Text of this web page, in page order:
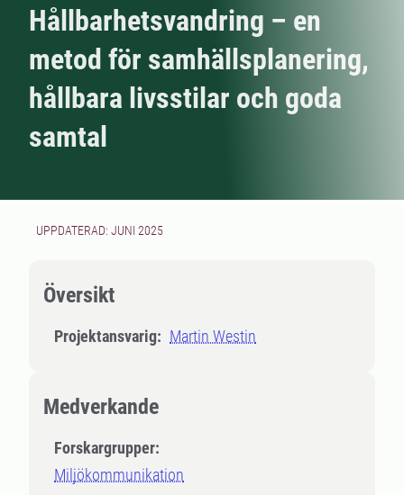
Hållbarhetsvandring – en
metod för samhällsplanering,
hållbara livsstilar och goda
samtal
UPPDATERAD: JUNI 2025
Översikt
Projektansvarig: Martin Westin
Medverkande
Forskargrupper:
Miljökommunikation